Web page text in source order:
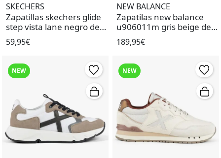
SKECHERS
Zapatillas skechers glide
step vista lane negro de
niña.
59,95€
NEW BALANCE
Zapatilas new balance
u906011m gris beige de
mujer.
189,95€
NEW NEW